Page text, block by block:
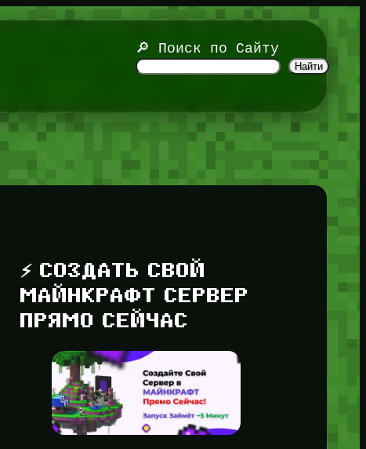
🔎 Поиск по Сайту
Найти
⚡ СОЗДАТЬ СВОЙ
МАЙНКРАФТ СЕРВЕР
ПРЯМО СЕЙЧАС